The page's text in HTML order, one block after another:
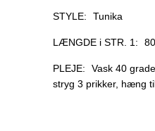
STYLE: Tunika
LÆNGDE i STR. 1:
PLEJE:
Vask 40
stryg 3 prikker, hæng